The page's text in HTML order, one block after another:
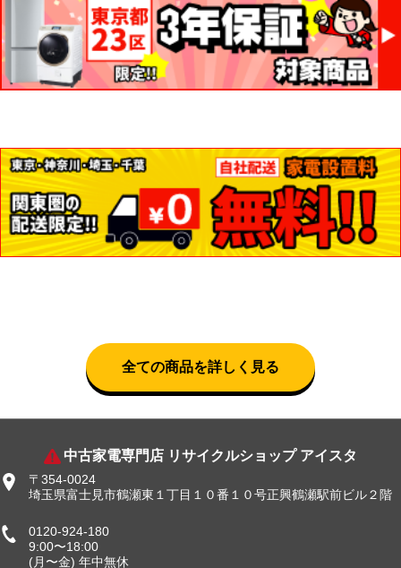
全ての商品を詳しく見る
中古家電専門店 リサイクルショップ アイスタ
〒354-0024
埼玉県富士見市鶴瀬東１丁目１０番１０号正興鶴瀬駅前ビル２階
0120-924-180
9:00〜18:00
(月〜金) 年中無休